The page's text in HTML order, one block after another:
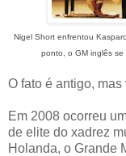
Nigel Short enfrentou
ponto, o GM inglês se
O fato é antigo,
Em 2008 ocorreu
de elite do xadrez
Holanda, o Grande